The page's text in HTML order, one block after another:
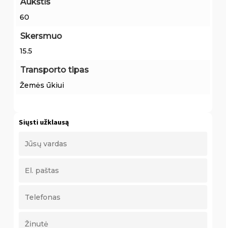
Aukštis
60
Skersmuo
15.5
Transporto tipas
Žemės ūkiui
Siųsti užklausą